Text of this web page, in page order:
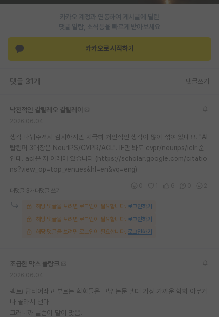
카카오 계정과 연동하여 게시글에 달린
댓글 알람, 소식등을 빠르게 받아보세요
카카오로 시작하기
댓글 31개 댓글쓰기
낙천적인 갈릴레오 갈릴레이
생각 나눠주셔서 감사하지만 지극히 개인적인 생각이 많이 섞여 있네요: "AI
탑컨퍼 3대장은 NeurIPS/CVPR/ACL". IF만 봐도 cvpr/neurips/iclr 순
인데. acl은 저 아래에 있습니다 (https://scholar.google.com/citatio
ns?view_op=top_venues&hl=en&vq=eng)
대댓글 3개 대댓글 쓰기
해당 댓글을 보려면 로그인이 필요합니다. 로그인하기
해당 댓글을 보려면 로그인이 필요합니다. 로그인하기
해당 댓글을 보려면 로그인이 필요합니다. 로그인하기
조급한 막스 플랑크
팩트) 탑티어라고 부르는 학회들은 그냥 논문 낼때 가장 가까운 학회 아무거
나 골라서 낸다
그러니까 글쓴이 말이 맞음.